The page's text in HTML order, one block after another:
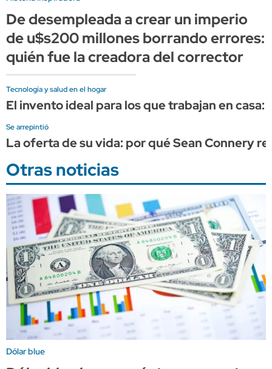
De desempleada a crear un imperio
de u$s200 millones borrando errores:
quién fue la creadora del corrector
Tecnología y salud en el hogar
El invento ideal para los que trabajan en
Se arrepintió
La oferta de su vida: por qué Sean Connery
Otras noticias
Dólar blue